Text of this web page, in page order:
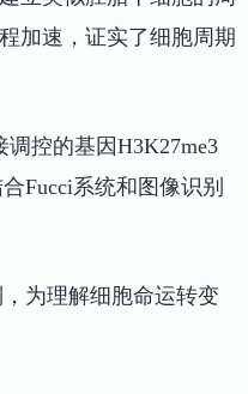
加速，证实了细胞周期
控的基因H3K27me3
Fucci系统和图像识别
为理解细胞命运转变